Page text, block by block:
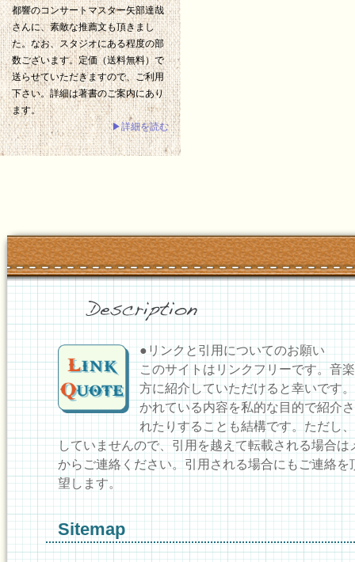
都響のコンサートマスター矢部達哉
さんに、素敵な推薦文も頂きまし
た。なお、スタジオにある程度の部
数ございます。定価（送料無料）で
送らせていただきますので、ご利用
下さい。詳細は著書のご案内にあり
ます。
▶詳細を読む
●リンクと引用についてのお願い
このサイトはリンクフリーです。音
方に紹介していただけると幸いです
かれている内容を私的な目的で紹介
れたりすることも結構です。ただし
していませんので、引用を越えて転載される場合は
からご連絡ください。引用される場合にもご連絡を
望します。
Sitemap